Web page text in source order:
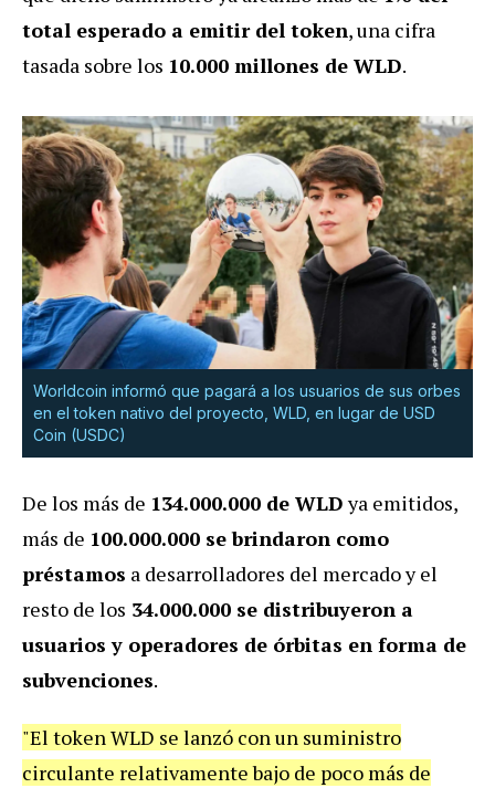
total esperado a emitir del token, una cifra
tasada sobre los 10.000 millones de WLD.
Worldcoin informó que pagará a los usuarios de sus orbes
en el token nativo del proyecto, WLD, en lugar de USD
Coin (USDC)
De los más de 134.000.000 de WLDya emitidos,
más de 100.000.000 se brindaron como
préstamos a desarrolladores del mercado y el
resto de los 34.000.000 se distribuyeron a
usuarios y operadores de órbitas en forma de
subvenciones.
"El token WLD se lanzó con un suministro
circulante relativamente bajo de poco más de